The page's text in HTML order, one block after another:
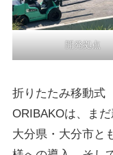
開発拠点
折りたたみ移動式
ORIBAKOは、まだ
大分県・大分市と